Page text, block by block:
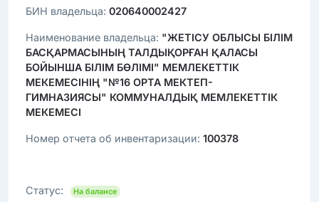
БИН владельца: 020640002427
Наименование владельца: "ЖЕТІСУ ОБЛЫСЫ БІЛІМ
БАСҚАРМАСЫНЫҢ ТАЛДЫҚОРҒАН ҚАЛАСЫ
БОЙЫНША БІЛІМ БӨЛІМІ" МЕМЛЕКЕТТІК
МЕКЕМЕСІНІҢ "№16 ОРТА МЕКТЕП-
ГИМНАЗИЯСЫ" КОММУНАЛДЫҚ МЕМЛЕКЕТТІК
МЕКЕМЕСІ
Номер отчета об инвентаризации: 100378
Статус: На балансе